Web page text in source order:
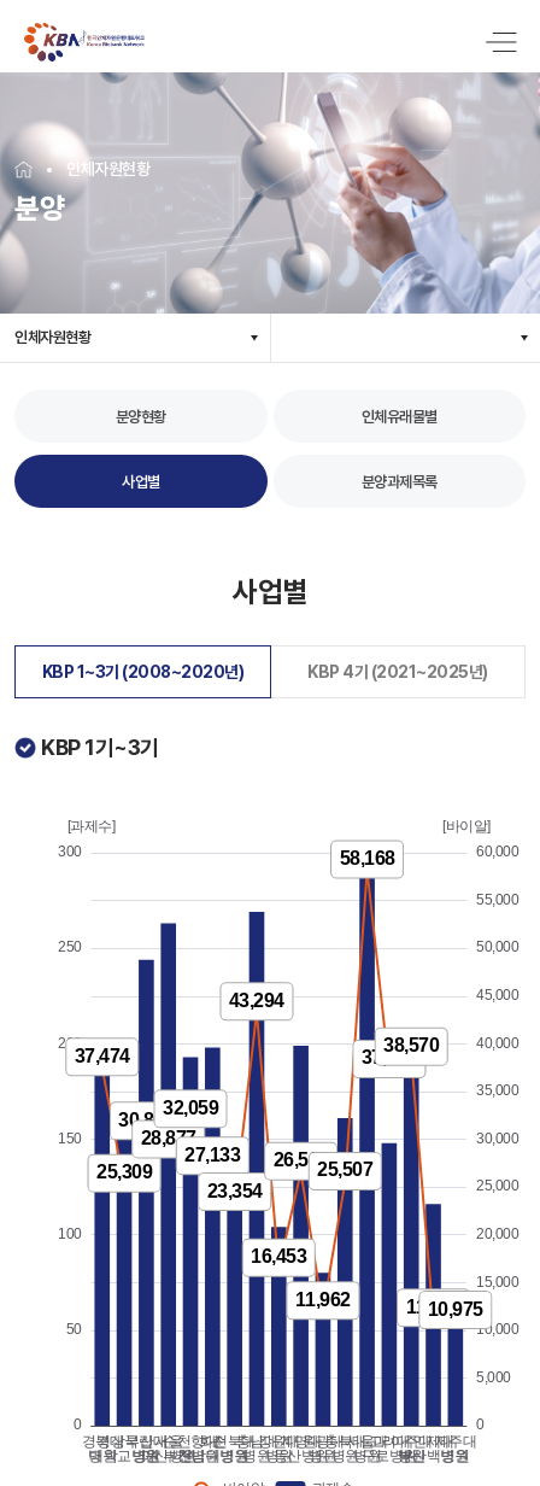
인체자원현황
분양
인체자원현황
분양현황 인체유래물별
사업별 분양과제목록
사업별
KBP 1~3기 (2008~2020년) KBP 4기 (2021~2025년)
KBP 1기~3기